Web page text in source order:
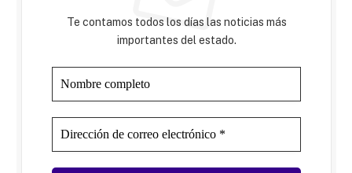
Te contamos todos los días las noticias más
importantes del estado.